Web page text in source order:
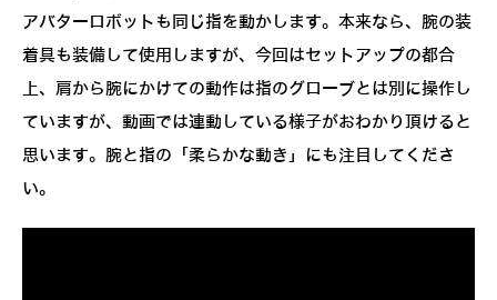
アバターロボットも同じ指を動かします。本来なら、腕の装
着具も装備して使用しますが、今回はセットアップの都合
上、肩から腕にかけての動作は指のグローブとは別に操作し
ていますが、動画では連動している様子がおわかり頂けると
思います。腕と指の「柔らかな動き」にも注目してくださ
い。